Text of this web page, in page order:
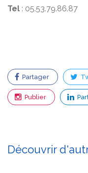
Tel : 05.53.79.86.87
Partager
Publier
Découvrir